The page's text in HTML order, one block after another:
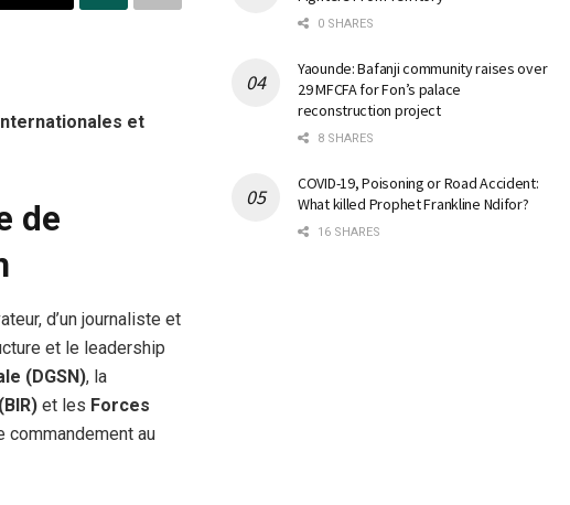
et
de
d’un journaliste et
et le leadership
(DGSN), la
et les Forces
au
0 SHARES
Yaounde: Bafanji community raises over
29 MFCFA for Fon’s palace
reconstruction project
8 SHARES
COVID-19, Poisoning or Road Accident:
What killed Prophet Frankline Ndifor?
16 SHARES